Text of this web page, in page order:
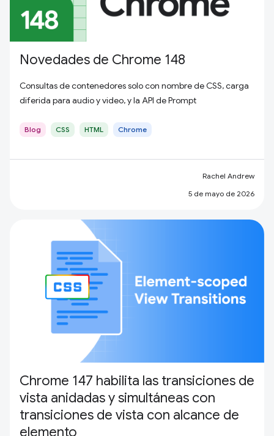
Novedades de Chrome 148
Consultas de contenedores solo con nombre de CSS, carga
diferida para audio y video, y la API de Prompt
Blog CSS HTML Chrome
Rachel Andrew
5 de mayo de 2026
Chrome 147 habilita las transiciones de
vista anidadas y simultáneas con
transiciones de vista con alcance de
elemento